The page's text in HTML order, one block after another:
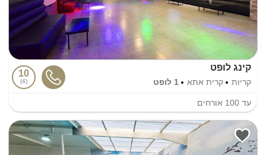
קינג לופט
קריות קרית אתא 1 לופט
10
4
עד 100 אורחים